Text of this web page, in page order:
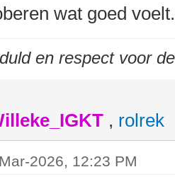
wat goed voelt.
en respect voor
, rolrek
2026, 12:23 PM